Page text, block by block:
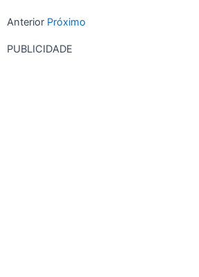
Anterior Próximo
PUBLICIDADE